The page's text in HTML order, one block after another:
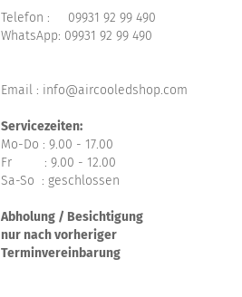
Telefon : 09931 92 99 490
WhatsApp: 09931 92 99 490
Email : info@aircooledshop.com
Servicezeiten:
Mo-Do : 9.00 - 17.00
Fr : 9.00 - 12.00
Sa-So : geschlossen
Abholung / Besichtigung
nur nach vorheriger
Terminvereinbarung